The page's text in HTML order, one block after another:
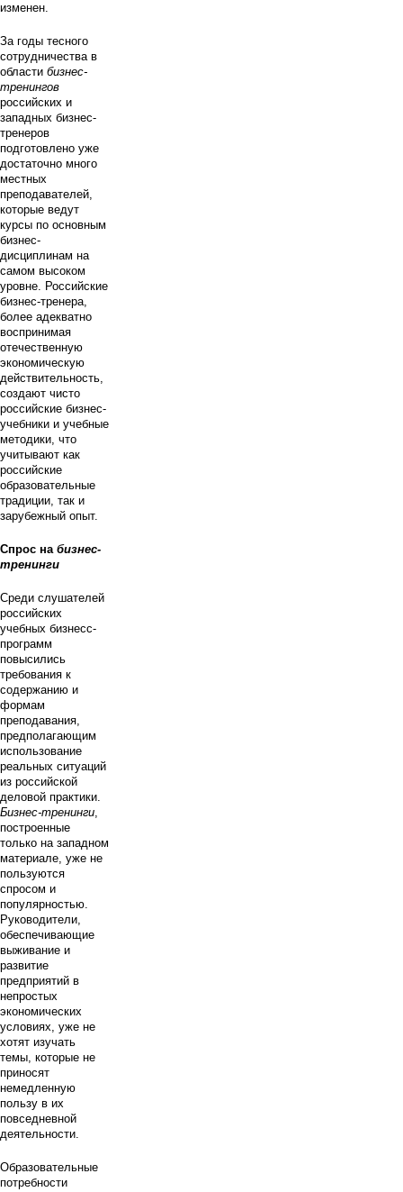
изменен.
За годы тесного
сотрудничества в
области бизнес-
тренингов
российских и
западных бизнес-
тренеров
подготовлено уже
достаточно много
местных
преподавателей,
которые ведут
курсы по основным
бизнес-
дисциплинам на
самом высоком
уровне. Российские
бизнес-тренера,
более адекватно
воспринимая
отечественную
экономическую
действительность,
создают чисто
российские бизнес-
учебники и учебные
методики, что
учитывают как
российские
образовательные
традиции, так и
зарубежный опыт.
Спрос на бизнес-
тренинги
Среди слушателей
российских
учебных бизнесс-
программ
повысились
требования к
содержанию и
формам
преподавания,
предполагающим
использование
реальных ситуаций
из российской
деловой практики.
Бизнес-тренинги,
построенные
только на западном
материале, уже не
пользуются
спросом и
популярностью.
Руководители,
обеспечивающие
выживание и
развитие
предприятий в
непростых
экономических
условиях, уже не
хотят изучать
темы, которые не
приносят
немедленную
пользу в их
повседневной
деятельности.
Образовательные
потребности